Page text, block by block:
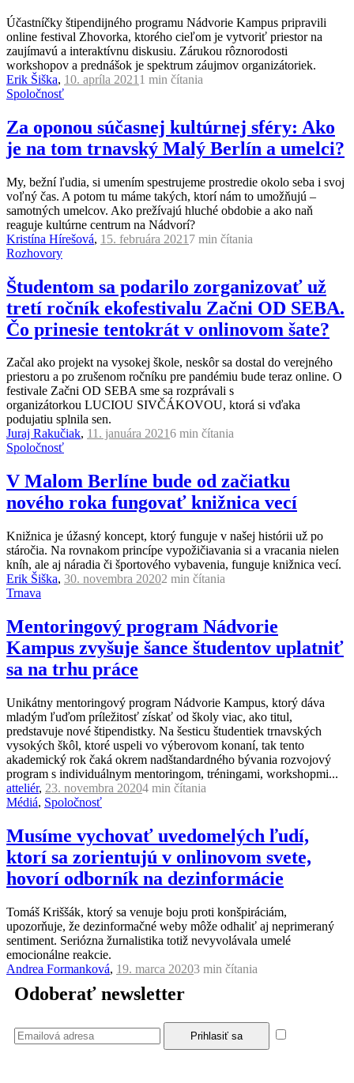
Účastníčky štipendijného programu Nádvorie Kampus pripravili
online festival Zhovorka, ktorého cieľom je vytvoriť priestor na
zaujímavú a interaktívnu diskusiu. Zárukou rôznorodosti
workshopov a prednášok je spektrum záujmov organizátoriek.
Erik Šiška, 10. apríla 2021 1 min čítania
Spoločnosť
Za oponou súčasnej kultúrnej sféry: Ako
je na tom trnavský Malý Berlín a umelci?
My, bežní ľudia, si umením spestrujeme prostredie okolo seba i svoj
voľný čas. A potom tu máme takých, ktorí nám to umožňujú –
samotných umelcov. Ako prežívajú hluché obdobie a ako naň
reaguje kultúrne centrum na Nádvorí?
Kristína Hírešová, 15. februára 2021 7 min čítania
Rozhovory
Študentom sa podarilo zorganizovať už
tretí ročník ekofestivalu Začni OD SEBA.
Čo prinesie tentokrát v onlinovom šate?
Začal ako projekt na vysokej škole, neskôr sa dostal do verejného
priestoru a po zrušenom ročníku pre pandémiu bude teraz online. O
festivale Začni OD SEBA sme sa rozprávali s
organizátorkou LUCIOU SIVČÁKOVOU, ktorá si vďaka
podujatiu splnila sen.
Juraj Rakučiak, 11. januára 20216 min čítania
Spoločnosť
V Malom Berlíne bude od začiatku
nového roka fungovať knižnica vecí
Knižnica je úžasný koncept, ktorý funguje v našej histórii už po
stáročia. Na rovnakom princípe vypožičiavania si a vracania nielen
kníh, ale aj náradia či športového vybavenia, funguje knižnica vecí.
Erik Šiška, 30. novembra 20202 min čítania
Trnava
Mentoringový program Nádvorie
Kampus zvyšuje šance študentov uplatniť
sa na trhu práce
Unikátny mentoringový program Nádvorie Kampus, ktorý dáva
mladým ľuďom príležitosť získať od školy viac, ako titul,
predstavuje nové štipendistky. Na šesticu študentiek trnavských
vysokých škôl, ktoré uspeli vo výberovom konaní, tak tento
akademický rok čaká okrem nadštandardného bývania rozvojový
program s individuálnym mentoringom, tréningami, workshopmi...
atteliér, 23. novembra 20204 min čítania
Médiá, Spoločnosť
Musíme vychovať uvedomelých ľudí,
ktorí sa zorientujú v onlinovom svete,
hovorí odborník na dezinformácie
Tomáš Kriššák, ktorý sa venuje boju proti konšpiráciám,
upozorňuje, že dezinformačné weby môže odhaliť aj neprimeraný
sentiment. Seriózna žurnalistika totiž nevyvolávala umelé
emocionálne reakcie.
Andrea Formanková, 19. marca 20203 min čítania
Odoberať newsletter